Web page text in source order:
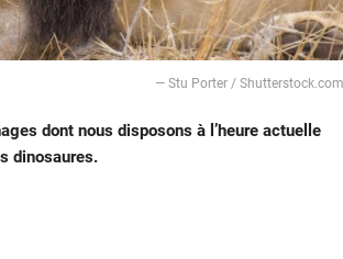
— Stu Porter / Shutterstock.com
dont nous disposons à l’heure actuelle
dinosaures.